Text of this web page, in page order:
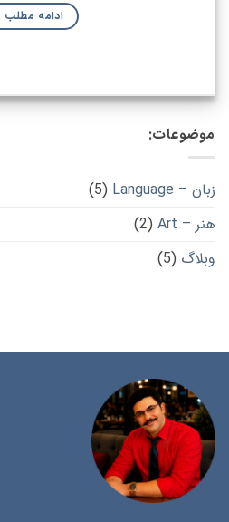
ادامه مطلب
موضوعات:
زبان – Language
(5)
هنر – Art
(2)
وبلاگ (5)